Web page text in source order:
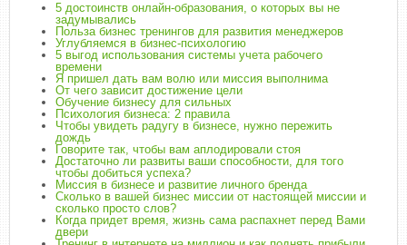
5 достоинств онлайн-образования, о которых вы не
задумывались
Польза бизнес тренингов для развития менеджеров
Углубляемся в бизнес-психологию
5 выгод использования системы учета рабочего
времени
Я пришел дать вам волю или миссия выполнима
От чего зависит достижение цели
Обучение бизнесу для сильных
Психология бизнеса: 2 правила
Чтобы увидеть радугу в бизнесе, нужно пережить
дождь
Говорите так, чтобы вам аплодировали стоя
Достаточно ли развиты ваши способности, для того
чтобы добиться успеха?
Миссия в бизнесе и развитие личного бренда
Сколько в вашей бизнес миссии от настоящей миссии и
сколько просто слов?
Когда придет время, жизнь сама распахнет перед Вами
двери